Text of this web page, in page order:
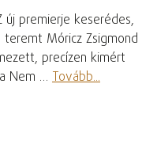
új premierje keserédes,
Móricz Zsigmond
precízen kimért
Nem … Tovább...